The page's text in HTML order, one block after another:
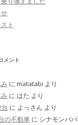
ト
メント
に matatabi より
に はた より
に よっさん より
の不動車 に シナモンパパ